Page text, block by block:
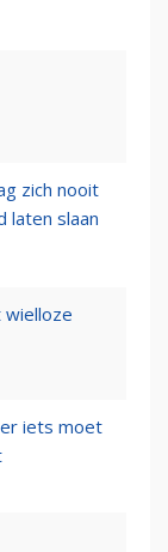
zich nooit
laten slaan
wielloze
iets moet